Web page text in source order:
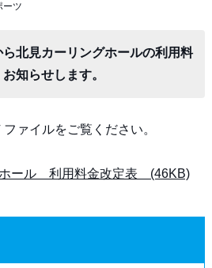
ーツ
北見カーリングホールの利用料
知らせします。
ァイルをご覧ください。
ホール 利用料金改定表 (46KB)